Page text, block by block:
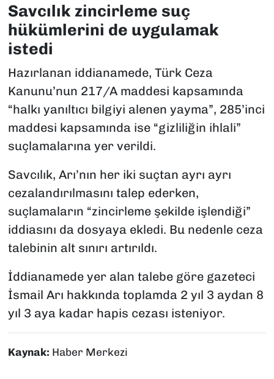
Savcılık zincirleme suç
hükümlerini de uygulamak
istedi
Hazırlanan iddianamede, Türk Ceza
Kanunu’nun 217/A maddesi kapsamında
“halkı yanıltıcı bilgiyi alenen yayma”, 285’inci
maddesi kapsamında ise “gizliliğin ihlali”
suçlamalarına yer verildi.
Savcılık, Arı’nın her iki suçtan ayrı ayrı
cezalandırılmasını talep ederken,
suçlamaların “zincirleme şekilde işlendiği”
iddiasını da dosyaya ekledi. Bu nedenle ceza
talebinin alt sınırı artırıldı.
İddianamede yer alan talebe göre gazeteci
İsmail Arı hakkında toplamda 2 yıl 3 aydan 8
yıl 3 aya kadar hapis cezası isteniyor.
Kaynak: Haber Merkezi